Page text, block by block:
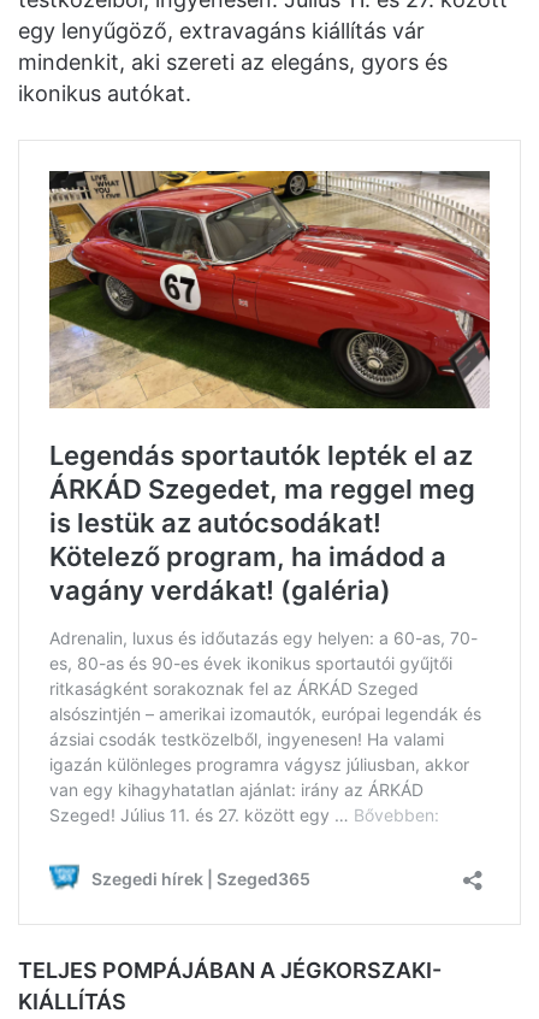
egy lenyűgöző, extravagáns kiállítás vár
mindenkit, aki szereti az elegáns, gyors és
ikonikus autókat.
TELJES POMPÁJÁBAN A JÉGKORSZAKI-
KIÁLLÍTÁS